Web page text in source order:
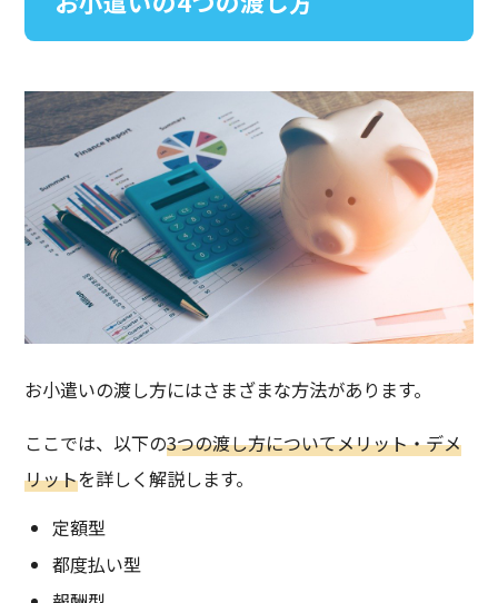
お小遣いの渡し方にはさまざまな方法があります。
ここでは、以下の3つの渡し方についてメリット・デメ
リットを詳しく解説します。
定額型
都度払い型